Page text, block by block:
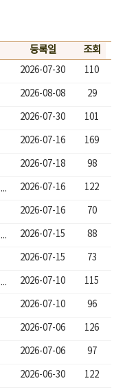
등록일 조회
2026-07-30 110
2026-08-08 29
2026-07-30 101
2026-07-16 169
2026-07-18 98
신청하고 싶은데요 순서가 어떻게 될까요?? 2026-07-16 122
2026-07-16 70
영어원서 또는 학습교재 어떤것을 할까요 2026-07-15 88
2026-07-15 73
어린이 원서읽기 공부는 어떻게 진행이되나요 2026-07-10 115
2026-07-10 96
2026-07-06 126
2026-07-06 97
2026-06-30 122